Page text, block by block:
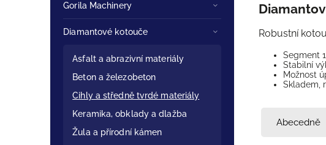
Gorila Machinery
Diamantové kotouče
Asfalt a abrazivní materiály
Beton a železobeton
Cihly a středně tvrdé materiály
Keramika, obklady a dlažba
Žula a přírodní kámen
Robustní
Segment
Stabilní
Možnost
Skladem,
Abecedně